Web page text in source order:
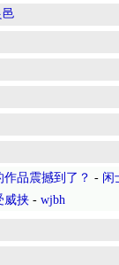
邑
品震撼到了？ - 闲
威挟 - wjbh